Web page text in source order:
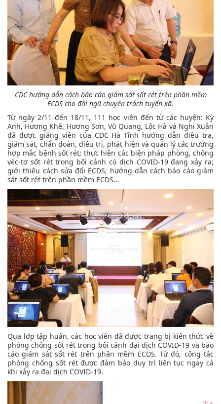
CDC hướng dẫn cách báo cáo giám sát sốt rét trên phần mềm
ECDS cho đội ngũ chuyên trách tuyến xã.
Từ ngày 2/11 đến 18/11, 111 học viên đến từ các huyện: Kỳ
Anh, Hương Khê, Hương Sơn, Vũ Quang, Lộc Hà và Nghi Xuân
đã được giảng viên của CDC Hà Tĩnh hướng dẫn điều tra,
giám sát, chẩn đoán, điều trị, phát hiện và quản lý các trường
hợp mắc bệnh sốt rét; thực hiện các biện pháp phòng, chống
véc-tơ sốt rét trong bối cảnh có dịch COVID-19 đang xảy ra;
giới thiệu cách sửa đổi ECDS; hướng dẫn cách báo cáo giám
sát sốt rét trên phần mềm ECDS…
Qua lớp tập huấn, các học viên đã được trang bị kiến thức về
phòng chống sốt rét trong bối cảnh đại dịch COVID-19 và báo
cáo giám sát sốt rét trên phần mềm ECDS. Từ đó, công tác
phòng chống sốt rét được đảm bảo duy trì liên tục ngay cả
khi xảy ra đại dịch COVID-19.